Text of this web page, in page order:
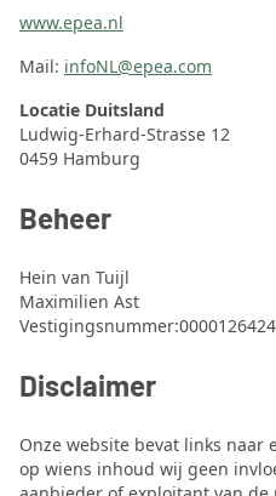
www.epea.nl
Mail: infoNL@epea.com
Locatie Duitsland
Ludwig-Erhard-Strasse 12
0459 Hamburg
Beheer
Hein van Tuijl
Maximilien Ast
Disclaimer
Onze website bevat links naar
op wiens inhoud wij geen